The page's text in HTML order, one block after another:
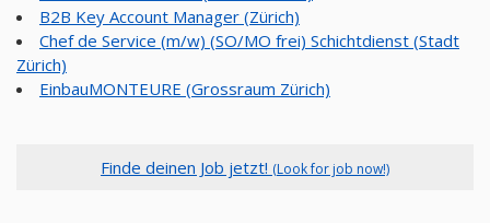
B2B Key Account Manager (Zürich)
Chef de Service (m/w) (SO/MO frei) Schichtdienst (Stadt
Zürich)
EinbauMONTEURE (Grossraum Zürich)
Finde deinen Job jetzt! (Look for job now!)